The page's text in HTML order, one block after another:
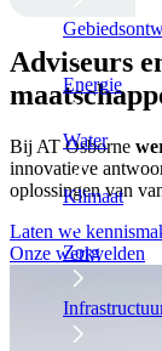
Energie
Water
Klimaat
Zorg
Adviseurs
Bij AT Osborne
innovatieve
oplossingen van
Laten we
Onze werkvelden